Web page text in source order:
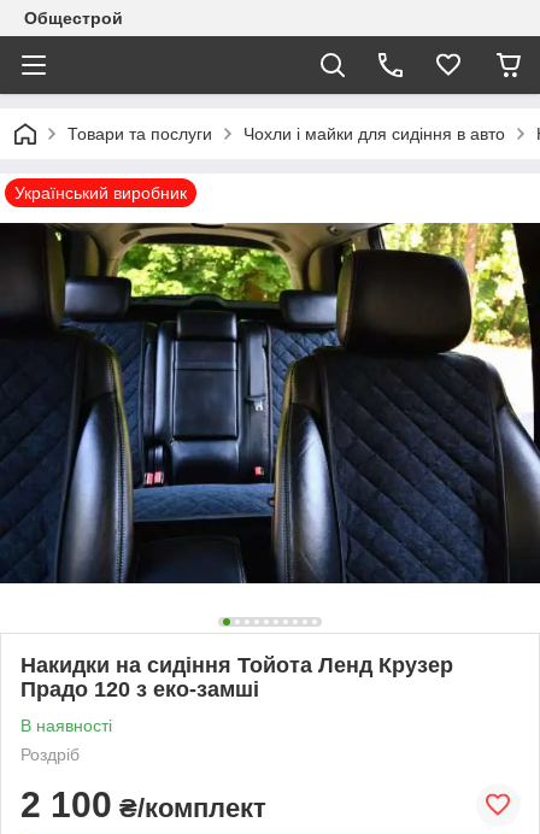
Общестрой
Товари та послуги Чохли і майки для сидіння в авто
Український виробник
Накидки на сидіння Тойота Ленд Крузер
Прадо 120 з еко-замші
В наявності
Роздріб
2 100 ₴/комплект